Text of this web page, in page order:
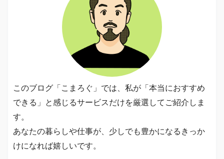
このブログ「こまろぐ」では、私が「本当におすすめ
できる」と感じるサービスだけを厳選してご紹介しま
す。
あなたの暮らしや仕事が、少しでも豊かになるきっか
けになれば嬉しいです。